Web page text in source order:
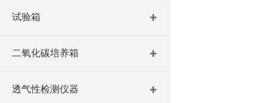
试验箱
二氧化碳培养箱
透气性检测仪器